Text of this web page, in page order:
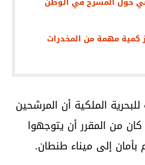
كمية مهمة من المخدرات
الملكية أن المرشحين
من المقرر أن يتوجهوا
بأمان إلى ميناء طنطان.